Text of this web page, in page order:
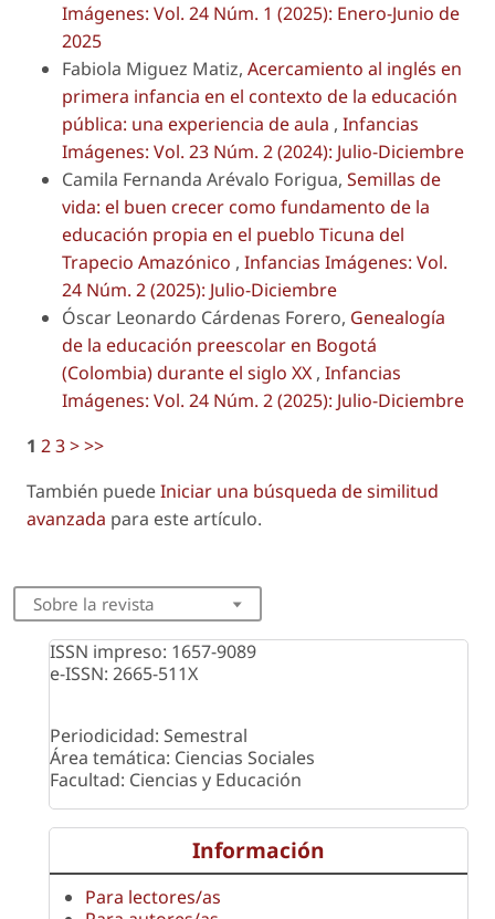
Imágenes: Vol. 24 Núm. 1 (2025): Enero-Junio de
2025
Fabiola Miguez Matiz, Acercamiento al inglés en
primera infancia en el contexto de la educación
pública: una experiencia de aula , Infancias
Imágenes: Vol. 23 Núm. 2 (2024): Julio-Diciembre
Camila Fernanda Arévalo Forigua, Semillas de
vida: el buen crecer como fundamento de la
educación propia en el pueblo Ticuna del
Trapecio Amazónico , Infancias Imágenes: Vol.
24 Núm. 2 (2025): Julio-Diciembre
Óscar Leonardo Cárdenas Forero, Genealogía
de la educación preescolar en Bogotá
(Colombia) durante el siglo XX , Infancias
Imágenes: Vol. 24 Núm. 2 (2025): Julio-Diciembre
1 23>>>
También puedeIniciar una búsqueda de similitud
avanzada para este artículo.
Sobre la revista
ISSN impreso: 1657-9089
e-ISSN: 2665-511X
Periodicidad: Semestral
Área temática: Ciencias Sociales
Facultad: Ciencias y Educación
Información
Para lectores/as